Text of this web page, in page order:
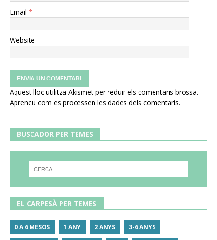
Email *
Website
Aquest lloc utilitza Akismet per reduir els comentaris brossa.
Apreneu com es processen les dades dels comentaris.
BUSCADOR PER TEMES
EL CARPESÀ PER TEMES
0 A 6 MESOS 1 ANY 2 ANYS 3-6 ANYS